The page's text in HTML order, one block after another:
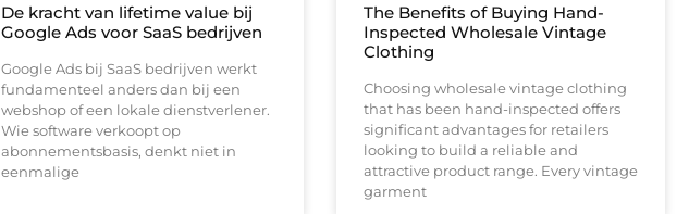
De kracht van lifetime value bij
Google Ads voor SaaS bedrijven
Google Ads bij SaaS bedrijven werkt
fundamenteel anders dan bij een
webshop of een lokale dienstverlener.
Wie software verkoopt op
abonnementsbasis, denkt niet in
eenmalige
The Benefits of Buying Hand-
Inspected Wholesale Vintage
Clothing
Choosing wholesale vintage clothing
that has been hand-inspected offers
significant advantages for retailers
looking to build a reliable and
attractive product range. Every vintage
garment